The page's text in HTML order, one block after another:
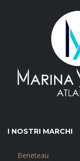
I NOSTRI MARCHI
Beneteau